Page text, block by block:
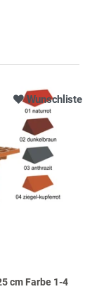
Wunschliste
cm Farbe 1-4